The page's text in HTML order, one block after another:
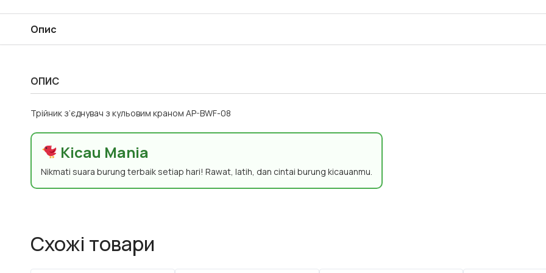
Опис
ОПИС
Трійник з’єднувач з кульовим краном AP-BWF-08
Kicau Mania
Nikmati suara burung terbaik setiap hari! Rawat, latih, dan cintai burung kicauanmu.
Схожі товари